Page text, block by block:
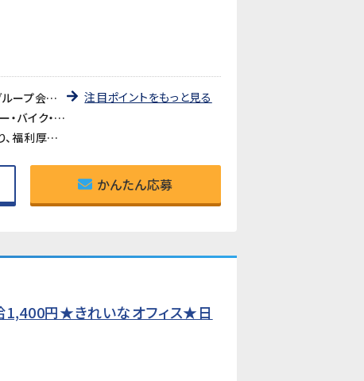
《大手自動車部品サプライヤーのグループ会社で安定就業》国内外で活躍する大手自動車部品メーカーのグループ会社でのお仕事です。長年の安定した経営基盤のもと、腰を据えて働ける環境です。
《金谷駅・菊川駅からシャトルバス運行あり》電車通勤の方にも便利なシャトルバスが運行しています。マイカー・バイク・自転車通勤も可能で、通勤手段が選べます。
《食堂・弁当あり（約400円）》構内の食堂や弁当が利用でき、昼食の準備が不要です。診療所も完備されており、福利厚生が充実しています。
注目ポイントをもっと見る
かんたん応募
1,400円★きれいなオフィス★日